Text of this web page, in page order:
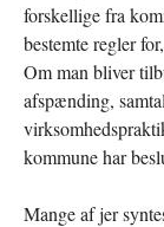
forskellige fra
bestemte regler
Om man bliver
afspænding,
kommune har
Mange af jer